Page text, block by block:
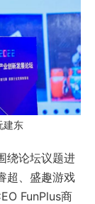
建东
绕论坛议题进
超、盛趣游戏
FunPlus商